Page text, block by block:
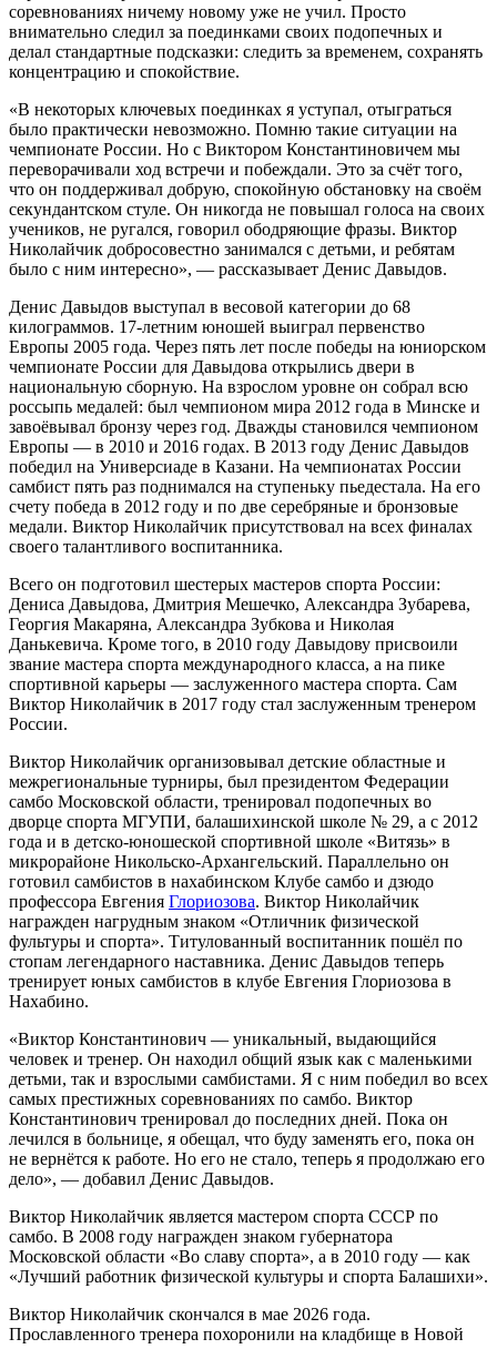
соревнованиях ничему новому уже не учил. Просто
внимательно следил за поединками своих подопечных и
делал стандартные подсказки: следить за временем, сохранять
концентрацию и спокойствие.
«В некоторых ключевых поединках я уступал, отыграться
было практически невозможно. Помню такие ситуации на
чемпионате России. Но с Виктором Константиновичем мы
переворачивали ход встречи и побеждали. Это за счёт того,
что он поддерживал добрую, спокойную обстановку на своём
секундантском стуле. Он никогда не повышал голоса на своих
учеников, не ругался, говорил ободряющие фразы. Виктор
Николайчик добросовестно занимался с детьми, и ребятам
было с ним интересно», — рассказывает Денис Давыдов.
Денис Давыдов выступал в весовой категории до 68
килограммов. 17-летним юношей выиграл первенство
Европы 2005 года. Через пять лет после победы на юниорском
чемпионате России для Давыдова открылись двери в
национальную сборную. На взрослом уровне он собрал всю
россыпь медалей: был чемпионом мира 2012 года в Минске и
завоёвывал бронзу через год. Дважды становился чемпионом
Европы — в 2010 и 2016 годах. В 2013 году Денис Давыдов
победил на Универсиаде в Казани. На чемпионатах России
самбист пять раз поднимался на ступеньку пьедестала. На его
счету победа в 2012 году и по две серебряные и бронзовые
медали. Виктор Николайчик присутствовал на всех финалах
своего талантливого воспитанника.
Всего он подготовил шестерых мастеров спорта России:
Дениса Давыдова, Дмитрия Мешечко, Александра Зубарева,
Георгия Макаряна, Александра Зубкова и Николая
Данькевича. Кроме того, в 2010 году Давыдову присвоили
звание мастера спорта международного класса, а на пике
спортивной карьеры — заслуженного мастера спорта. Сам
Виктор Николайчик в 2017 году стал заслуженным тренером
России.
Виктор Николайчик организовывал детские областные и
межрегиональные турниры, был президентом Федерации
самбо Московской области, тренировал подопечных во
дворце спорта МГУПИ, балашихинской школе № 29, а с 2012
года и в детско-юношеской спортивной школе «Витязь» в
микрорайоне Никольско-Архангельский. Параллельно он
готовил самбистов в нахабинском Клубе самбо и дзюдо
профессора Евгения Глориозова. Виктор Николайчик
награжден нагрудным знаком «Отличник физической
фультуры и спорта». Титулованный воспитанник пошёл по
стопам легендарного наставника. Денис Давыдов теперь
тренирует юных самбистов в клубе Евгения Глориозова в
Нахабино.
«Виктор Константинович — уникальный, выдающийся
человек и тренер. Он находил общий язык как с маленькими
детьми, так и взрослыми самбистами. Я с ним победил во всех
самых престижных соревнованиях по самбо. Виктор
Константинович тренировал до последних дней. Пока он
лечился в больнице, я обещал, что буду заменять его, пока он
не вернётся к работе. Но его не стало, теперь я продолжаю его
дело», — добавил Денис Давыдов.
Виктор Николайчик является мастером спорта СССР по
самбо. В 2008 году награжден знаком губернатора
Московской области «Во славу спорта», а в 2010 году — как
«Лучший работник физической культуры и спорта Балашихи».
Виктор Николайчик скончался в мае 2026 года.
Прославленного тренера похоронили на кладбище в Новой